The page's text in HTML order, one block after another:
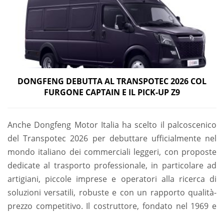
DONGFENG DEBUTTA AL TRANSPOTEC 2026 COL
FURGONE CAPTAIN E IL PICK-UP Z9
Anche Dongfeng Motor Italia ha scelto il palcoscenico
del Transpotec 2026 per debuttare ufficialmente nel
mondo italiano dei commerciali leggeri, con proposte
dedicate al trasporto professionale, in particolare ad
artigiani, piccole imprese e operatori alla ricerca di
soluzioni versatili, robuste e con un rapporto qualità-
prezzo competitivo. Il costruttore, fondato nel 1969 e